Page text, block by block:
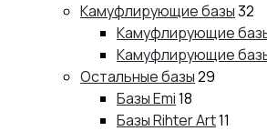
Камуфлирующие базы32
Камуфлирующие
Камуфлирующие
Остальные базы29
Базы Emi18
Базы Rihter Art11